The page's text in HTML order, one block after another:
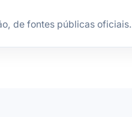
de fontes públicas oficiais.